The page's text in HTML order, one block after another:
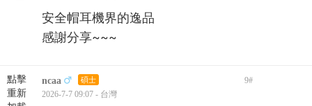
安全帽耳機界的逸品
感謝分享~~~
點擊
重新
ncaa 碩士 9#
2026-7-7 09:07 - 台灣